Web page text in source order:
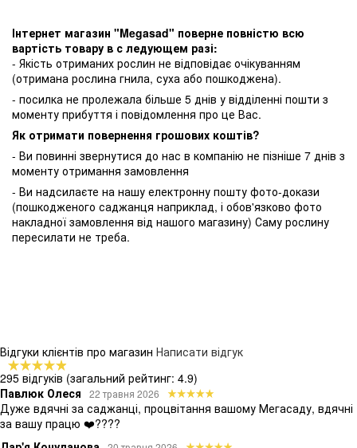
Інтернет магазин "Megasad" поверне повністю всю
вартість товару в с ледующем разі:
- Якість отриманих рослин не відповідає очікуванням
(отримана рослина гнила, суха або пошкоджена).
- посилка не пролежала більше 5 днів у відділенні пошти з
моменту прибуття і повідомлення про це Вас.
Як отримати повернення грошових коштів?
- Ви повинні звернутися до нас в компанію не пізніше 7 днів з
моменту отримання замовлення
- Ви надсилаєте на нашу електронну пошту фото-докази
(пошкодженого саджанця наприклад, і обов'язково фото
накладної замовлення від нашого магазину) Саму рослину
пересилати не треба.
Відгуки клієнтів про магазин Написати відгук
295 відгуків (загальний рейтинг: 4.9)
Павлюк Олеся
22 травня 2026
Дуже вдячні за саджанці, процвітання вашому Мегасаду, вдячні
за вашу працю ❤️????